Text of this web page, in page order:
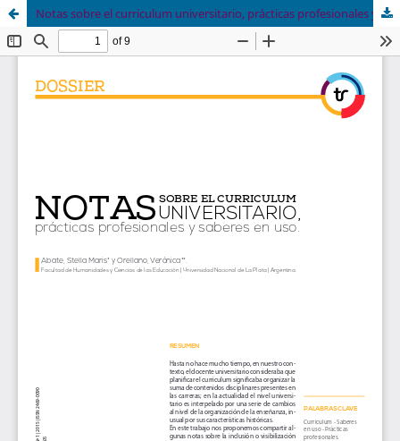
Notas sobre el curriculum universitario, prácticas profesionales y saberes en uso